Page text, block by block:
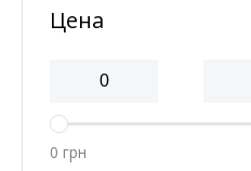
Цена
0 грн